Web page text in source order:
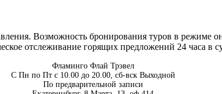
Возможность бронирования туров в режиме
отслеживание горящих предложений 24 часа в
Фламинго Флай Трэвел
С Пн по Пт с 10.00 до 20.00, сб-вск Выходной
По предварительной записи